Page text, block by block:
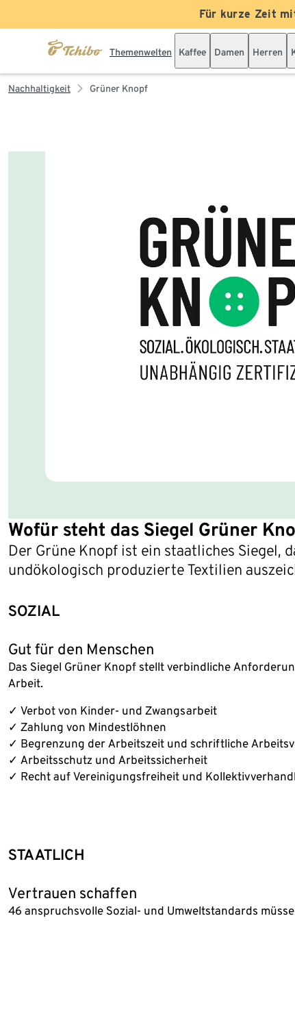
Für kurze Zeit
Themenwelten Kaffee Damen Herren
Nachhaltigkeit Grüner Knopf
Wofür steht das Siegel Grüner
Der Grüne Knopf ist ein staatliches
undökologisch produzierte Textilien
SOZIAL
Gut für den Menschen
Das Siegel Grüner Knopf stellt verbindliche
Arbeit.
✓ Verbot von Kinder- und Zwangsarbeit
✓ Zahlung von Mindestlöhnen
✓ Begrenzung der Arbeitszeit und schriftliche
✓ Arbeitsschutz und Arbeitssicherheit
✓ Recht auf Vereinigungsfreiheit und
STAATLICH
Vertrauen schaffen
46 anspruchsvolle Sozial- und Umweltstandards